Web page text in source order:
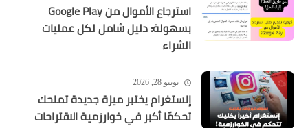
استرجاع الأموال من Google Play
بسهولة: دليل شامل لكل عمليات
الشراء
يونيو 28, 2026
إنستغرام يختبر ميزة جديدة تمنحك
تحكمًا أكبر في خوارزمية الاقتراحات